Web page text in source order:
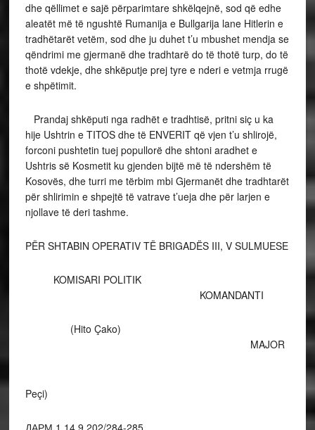
dhe qëllimet e sajë përparimtare shkëlqejnë, sod që edhe
aleatët më të ngushtë Rumanija e Bullgarija lane Hitlerin e
tradhëtarët vetëm, sod dhe ju duhet t’u mbushet mendja se
qëndrimi me gjermanë dhe tradhtarë do të thotë turp, do të
thotë vdekje, dhe shkëputje prej tyre e nderi e vetmja rrugë
e shpëtimit.
Prandaj shkëputi nga radhët e tradhtisë, pritni siç u ka
hije Ushtrin e TITOS dhe të ENVERIT që vjen t’u shlirojë,
forconi pushtetin tuej popullorë dhe shtoni aradhet e
Ushtris së Kosmetit ku gjenden bijtë më të ndershëm të
Kosovës, dhe turri me tërbim mbi Gjermanët dhe tradhtarët
për shlirimin e shpejtë të vatrave t’ueja dhe për larjen e
njollave të deri tashme.
PËR SHTABIN OPERATIV TË BRIGADËS III, V SULMUESE
KOMISARI POLITIK
KOMANDANTI
(Hito Çako)
MAJOR
Peçi)
ДАРМ.1.14.9.202/284-285